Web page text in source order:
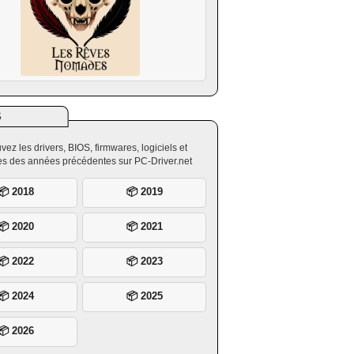
les drivers, BIOS, firmwares, logiciels et
des années précédentes sur PC-Driver.net
2018 📦 2019
2020 📦 2021
2022 📦 2023
2024 📦 2025
2026